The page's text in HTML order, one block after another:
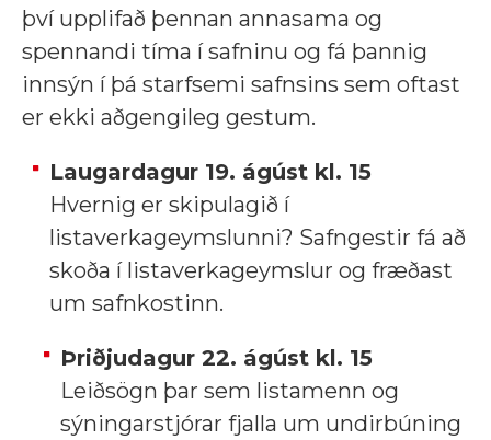
því upplifað þennan annasama og
spennandi tíma í safninu og fá þannig
innsýn í þá starfsemi safnsins sem oftast
er ekki aðgengileg gestum.
Laugardagur 19. ágúst kl. 15
Hvernig er skipulagið í
listaverkageymslunni? Safngestir fá að
skoða í listaverkageymslur og fræðast
um safnkostinn.
Þriðjudagur 22. ágúst kl. 15
Leiðsögn þar sem listamenn og
sýningarstjórar fjalla um undirbúning